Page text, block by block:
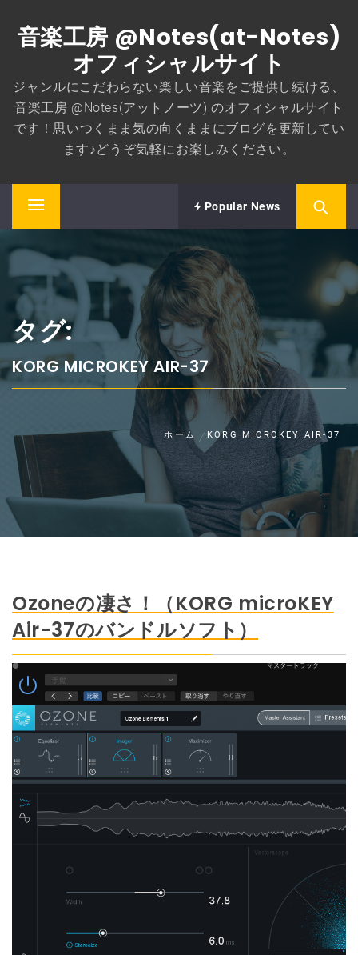
音楽工房 @Notes(at-Notes)
オフィシャルサイト
ジャンルにこだわらない楽しい音楽をご提供し続ける、
音楽工房 @Notes(アットノーツ) のオフィシャルサイト
です！思いつくまま気の向くままにブログを更新してい
ます♪どうぞ気軽にお楽しみください。
メ
ン
メ
ュ
ー
Popular News
タグ:
KORG MICROKEY AIR-37
ホーム KORG MICROKEY AIR-37
Ozoneの凄さ！（KORG microKEY
Air-37のバンドルソフト）